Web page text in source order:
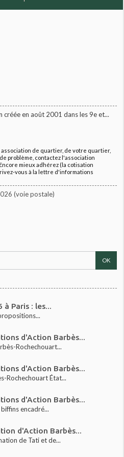
en août 2001 dans les 9e et...
de quartier, de votre quartier,
problème, contactez l'association
mieux adhérez (la cotisation
vous à la lettre d'informations
(voie postale)
à Paris : les...
d'Action Barbès...
Rochechouart...
d'Action Barbès...
Rochechouart État...
d'Action Barbès...
encadré...
d'Action Barbès...
de Tati et de...